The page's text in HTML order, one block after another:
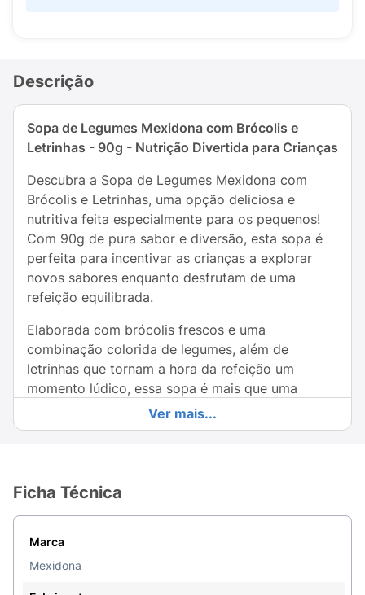
Descrição
Sopa de Legumes Mexidona com Brócolis e
Letrinhas - 90g - Nutrição Divertida para Crianças
Descubra a Sopa de Legumes Mexidona com
Brócolis e Letrinhas, uma opção deliciosa e
nutritiva feita especialmente para os pequenos!
Com 90g de pura sabor e diversão, esta sopa é
perfeita para incentivar as crianças a explorar
novos sabores enquanto desfrutam de uma
refeição equilibrada.
Elaborada com brócolis frescos e uma
combinação colorida de legumes, além de
letrinhas que tornam a hora da refeição um
momento lúdico, essa sopa é mais que uma
refeição—é uma experiência de aprendizado.
Cada colherada traz uma explosão de nutrientes
saudável.
Com sua textura leve e sabor reconfortante, a
Sopa de Legumes Mexidona é fácil de digerir,
tornando-a ideal para os pequenos em fase de
Ver mais...
Ficha Técnica
Marca
Mexidona